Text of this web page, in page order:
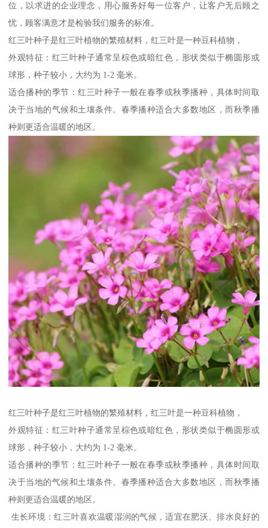
位，以求进的企业理念，用心服务好每一位客户，让客户无后顾之
忧，顾客满意才是检验我们服务的标准。
红三叶种子是红三叶植物的繁殖材料，红三叶是一种豆科植物，
外观特征：红三叶种子通常呈棕色或暗红色，形状类似于椭圆形或
球形，种子较小，大约为 1-2 毫米。
适合播种的季节：红三叶种子一般在春季或秋季播种，具体时间取
决于当地的气候和土壤条件。春季播种适合大多数地区，而秋季播
种则更适合温暖的地区。
红三叶种子是红三叶植物的繁殖材料，红三叶是一种豆科植物，
外观特征：红三叶种子通常呈棕色或暗红色，形状类似于椭圆形或
球形，种子较小，大约为 1-2 毫米。
适合播种的季节：红三叶种子一般在春季或秋季播种，具体时间取
决于当地的气候和土壤条件。春季播种适合大多数地区，而秋季播
种则更适合温暖的地区。
生长环境：红三叶喜欢温暖湿润的气候，适宜在肥沃、排水良好的